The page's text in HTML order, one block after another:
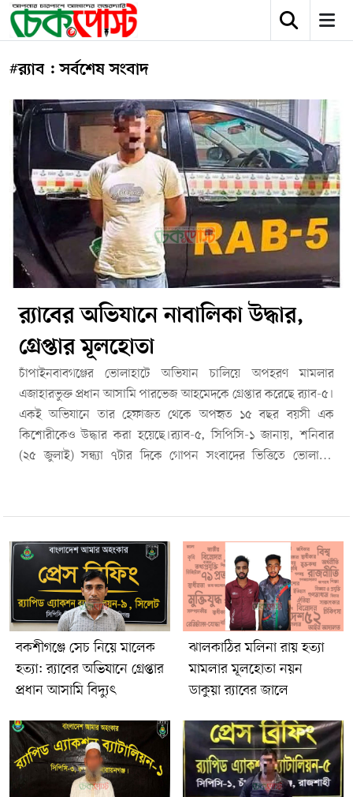
#র‍্যাব : সর্বশেষ সংবাদ
র‍্যাবের অভিযানে নাবালিকা উদ্ধার,
গ্রেপ্তার মূলহোতা
চাঁপাইনবাবগঞ্জের ভোলাহাটে অভিযান চালিয়ে অপহরণ মামলার
এজাহারভুক্ত প্রধান আসামি পারভেজ আহমেদকে গ্রেপ্তার করেছে র‍্যাব-৫।
একই অভিযানে তার হেফাজত থেকে অপহৃত ১৫ বছর বয়সী এক
কিশোরীকেও উদ্ধার করা হয়েছে।র‍্যাব-৫, সিপিসি-১ জানায়, শনিবার
(২৫ জুলাই) সন্ধ্যা ৭টার দিকে গোপন সংবাদের ভিত্তিতে ভোলাহাট
গ্রামের বাসিন্দা পারভেজ আহমেদ (৩০) গ্রেপ্তার হন। তিনি অপহরণ
মামলার এজাহারভুক্ত ১ নম্বর আসামি।র‍্যাবের তথ্যমতে, ভিকটিমের
পরিবারের সঙ্গে পূর্ব পরিচয়ের সুযোগ নিয়ে পারভেজ আহমেদ কিশোরীকে
বিয়ের প্রলোভনসহ বিভিন্নভাবে যোগাযোগের চেষ্টা করতেন। অভিযোগ
রয়েছে, গত ১২ জুলাই সকালে সহযোগীদের নিয়ে একটি নোয়া গাড়িতে
এসে কিশোরীকে জোরপূর্বক তুলে নিয়ে যান।এ ঘটনায় ভিকটিমের বাবা
সিলেটের শাহপরাণ (রহ.) থানায় নারী ও শিশু নির্যাতন দমন আইন,
২০০০ (সংশোধিত ২০০৩)-এর সংশ্লিষ্ট ধারায় মামলা দায়ের করেন।
অভিযান শেষে গ্রেপ্তার আসামি এবং উদ্ধার হওয়া কিশোরীকে পরবর্তী
আইনগত ব্যবস্থা গ্রহণের জন্য মামলার তদন্তকারী কর্মকর্তার নিকট
হস্তান্তরের উদ্দেশ্যে চাঁপাইনবাবগঞ্জ সদর থানায় নিরাপদ হেফাজতে দেওয়া
হয়েছে বলে জানিয়েছে র‍্যাব।উল্লেখ্য, মামলাটি তদন্তাধীন। অভিযোগের
বিষয়ে আদালতের চূড়ান্ত রায়ের আগে অভিযুক্ত ব্যক্তিকে আইনগতভাবে
দোষী সাব্যস্ত হিসেবে গণ্য করা হয় না।
বকশীগঞ্জে সেচ নিয়ে মালেক
হত্যা: র‍্যাবের অভিযানে গ্রেপ্তার
প্রধান আসামি বিদ্যুৎ
ঝালকাঠির মলিনা রায় হত্যা
মামলার মূলহোতা নয়ন
ডাকুয়া র‍্যাবের জালে